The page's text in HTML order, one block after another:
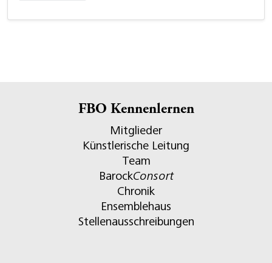
FBO Kennenlernen
Mitglieder
Künstlerische Leitung
Team
BarockConsort
Chronik
Ensemblehaus
Stellenausschreibungen